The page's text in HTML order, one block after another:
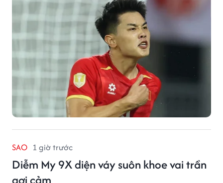
SAO 1 giờ trước
Diễm My 9X diện váy suôn khoe vai trần
gợi cảm